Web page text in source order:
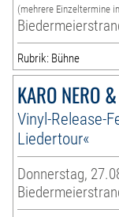
(mehrere Einzeltermine
Rubrik: Bühne
KARO NERO
Vinyl-Release-
Liedertour«
Donnerstag,